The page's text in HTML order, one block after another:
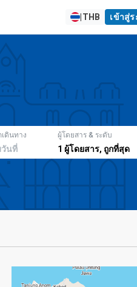
THB เข้าสู่
ดินทาง
วันที่
ผู้โดยสาร & ระดับ
1 ผู้โดยสาร, ถูกที่สุด